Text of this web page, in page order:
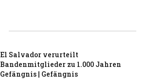
El Salvador verurteilt
Bandenmitglieder zu 1.000 Jahren
Gefängnis | Gefängnis